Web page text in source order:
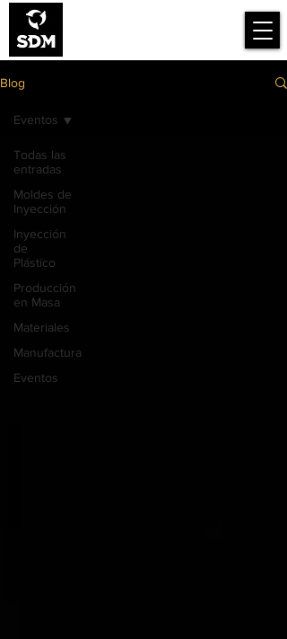
Blog
Todas las
entradas
Moldes de
Inyección
Inyección
de
Plástico
Producción
en Masa
Materiales
Manufactura
Eventos
Eventos